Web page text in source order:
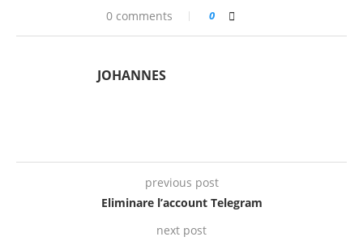
0 comments 0
JOHANNES
previous post
Eliminare l’account Telegram
next post